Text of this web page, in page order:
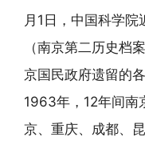
月1日，中国科学
（南京第二历史档
京国民政府遗留的
1963年，12年间南
京、重庆、成都、